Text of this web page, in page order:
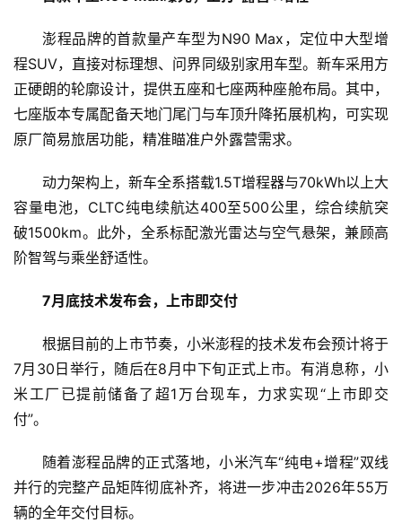
商
业
消
活
科
教
育
专
题
澎程品牌的首款量产车型为N90 Max，定位中大型增
程SUV，直接对标理想、问界同级别家用车型。新车采用方
正硬朗的轮廓设计，提供五座和七座两种座舱布局。其中，
七座版本专属配备天地门尾门与车顶升降拓展机构，可实现
原厂简易旅居功能，精准瞄准户外露营需求。
动力架构上，新车全系搭载1.5T增程器与70kWh以上大
容量电池，CLTC纯电续航达400至500公里，综合续航突
破1500km。此外，全系标配激光雷达与空气悬架，兼顾高
阶智驾与乘坐舒适性。
7月底技术发布会，上市即交付
根据目前的上市节奏，小米澎程的技术发布会预计将于
7月30日举行，随后在8月中下旬正式上市。有消息称，小
米工厂已提前储备了超1万台现车，力求实现“上市即交
付”。
随着澎程品牌的正式落地，小米汽车“纯电+增程”双线
并行的完整产品矩阵彻底补齐，将进一步冲击2026年55万
辆的全年交付目标。